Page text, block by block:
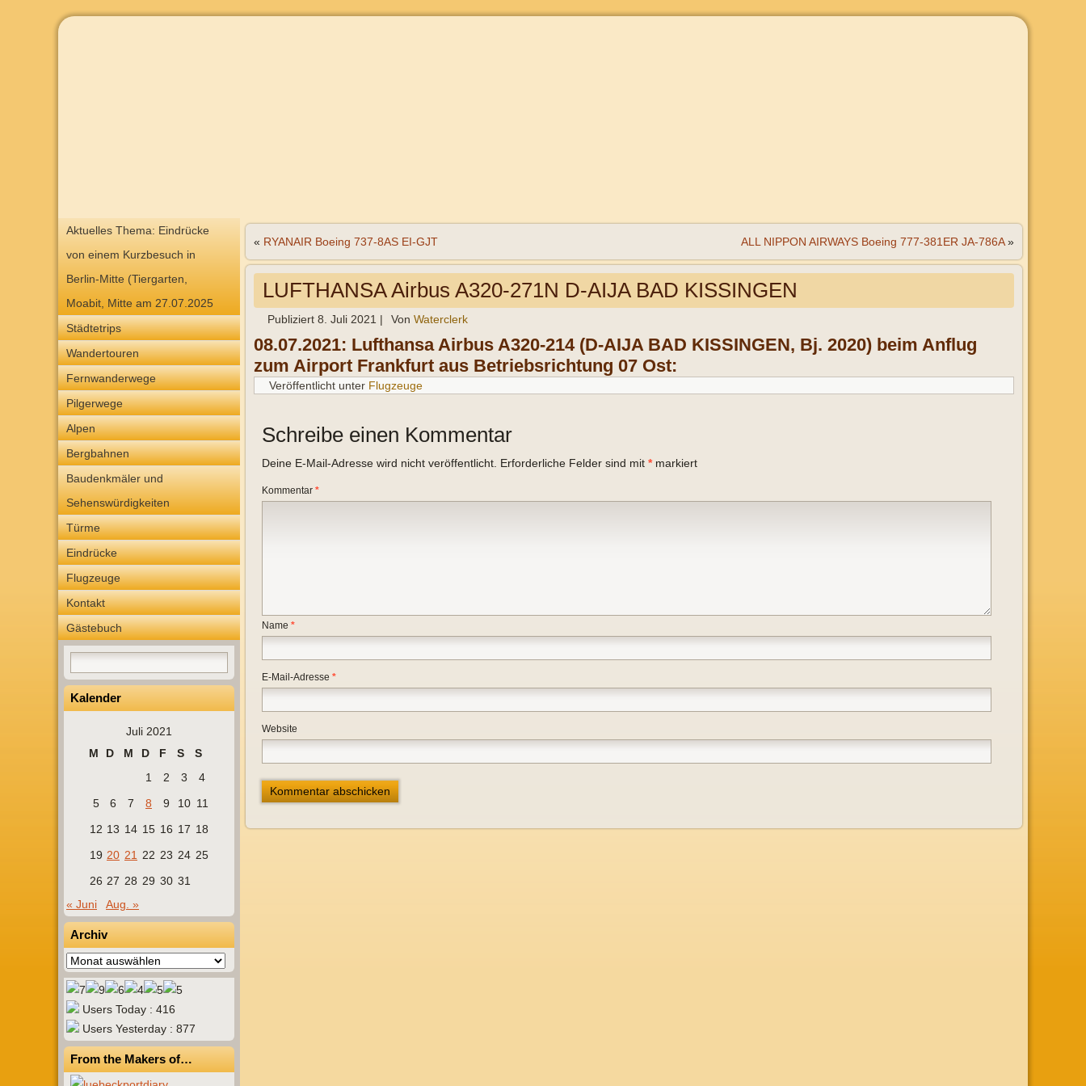
Aktuelles Thema: Eindrücke
von einem Kurzbesuch in
Berlin-Mitte (Tiergarten,
Moabit, Mitte am 27.07.2025
Städtetrips
Wandertouren
Fernwanderwege
Pilgerwege
Alpen
Bergbahnen
Baudenkmäler und
Sehenswürdigkeiten
Türme
Eindrücke
Flugzeuge
Kontakt
Gästebuch
Kalender
Juli 2021
M
D M D F S
S
1
2 3
4
5
6 7 8 9 10 11
12 13 14 15 16 17 18
19 20 21 22 23 24 25
26 27 28 29 30 31
« Juni
Aug. »
Archiv
Archiv
Users Today : 416
Users Yesterday : 877
From the Makers of…
« RYANAIR Boeing 737-8AS EI-GJT ALL NIPPON AIRWAYS Boeing 777-381ER JA-786A»
LUFTHANSA Airbus A320-271N D-AIJA BAD KISSINGEN
Publiziert 8. Juli 2021 | Von Waterclerk
08.07.2021: Lufthansa Airbus A320-214 (D-AIJA BAD KISSINGEN, Bj. 2020) beim Anflug
zum Airport Frankfurt aus Betriebsrichtung 07 Ost:
Veröffentlicht unter Flugzeuge
Schreibe einen Kommentar
Deine E-Mail-Adresse wird nicht veröffentlicht. Erforderliche Felder sind mit *markiert
Kommentar *
Name *
E-Mail-Adresse *
Website